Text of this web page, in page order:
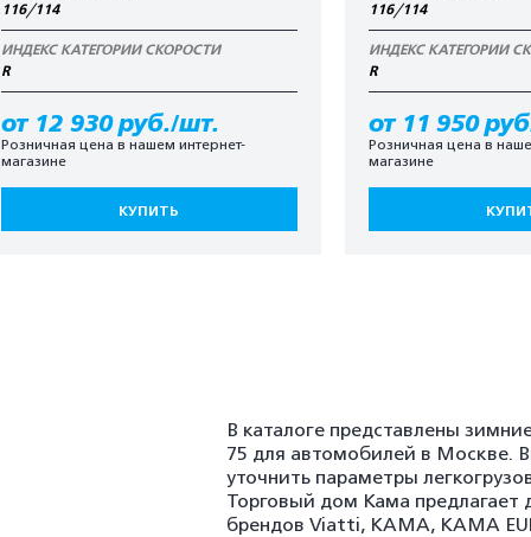
116/114
ИНДЕКС КАТЕГОРИИ СКОРОСТИ
R
от 12 930 руб./шт.
Розничная цена в нашем интернет-
магазине
КУПИТЬ
116/114
ИНДЕКС КАТЕГОРИИ
R
от 11 950
Розничная цена в
магазине
В каталоге представлены
75 для автомобилей в Москве.
уточнить параметры
Торговый дом Кама предлагает
брендов Viatti, KAMA, KAMA